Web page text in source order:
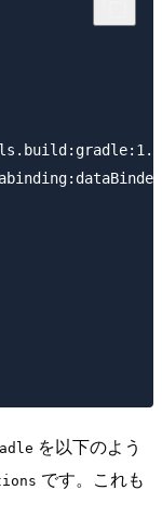
を以下のよう
です。これも